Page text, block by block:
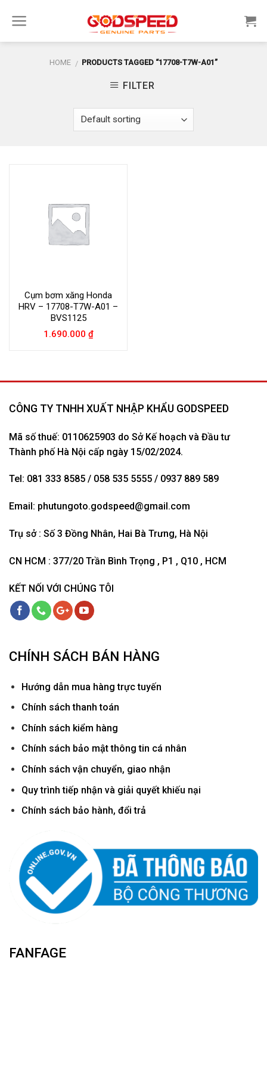
HOME / PRODUCTS TAGGED “17708-T7W-A01”
FILTER
Cụm bơm xăng Honda
HRV – 17708-T7W-A01 –
BVS1125
1.690.000 ₫
CÔNG TY TNHH XUẤT NHẬP KHẨU GODSPEED
Mã số thuế: 0110625903 do Sở Kế hoạch và Đầu tư
Thành phố Hà Nội cấp ngày 15/02/2024.
Tel: 081 333 8585 / 058 535 5555 / 0937 889 589
Email: phutungoto.godspeed@gmail.com
Trụ sở : Số 3 Đồng Nhân, Hai Bà Trưng, Hà Nội
CN HCM : 377/20 Trần Bình Trọng , P1 , Q10 , HCM
KẾT NỐI VỚI CHÚNG TÔI
CHÍNH SÁCH BÁN HÀNG
Hướng dẫn mua hàng trực tuyến
Chính sách thanh toán
Chính sách kiểm hàng
Chính sách bảo mật thông tin cá nhân
Chính sách vận chuyển, giao nhận
Quy trình tiếp nhận và giải quyết khiếu nại
Chính sách bảo hành, đổi trả
FANFAGE